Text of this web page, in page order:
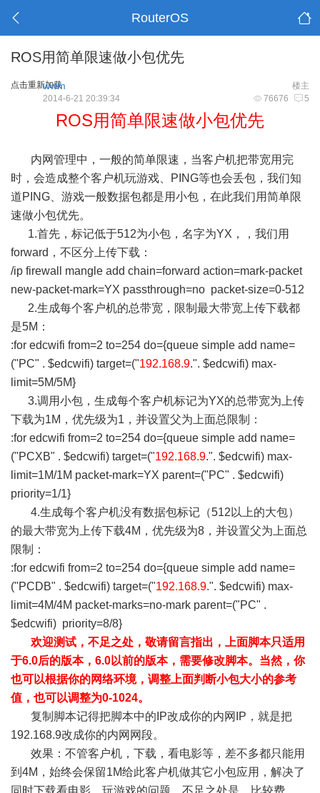
RouterOS
ROS用简单限速做小包优先
点击重新加载 楼主
wwm
76676 5
2014-6-21 20:39:34
ROS用简单限速做小包优先
内网管理中，一般的简单限速，当客户机把带宽用完
时，会造成整个客户机玩游戏、PING等也会丢包，我们知
道PING、游戏一般数据包都是用小包，在此我们用简单限
速做小包优先。
1.首先，标记低于512为小包，名字为YX，，我们用
forward，不区分上传下载：
/ip firewall mangle add chain=forward action=mark-packet
new-packet-mark=YX passthrough=no packet-size=0-512
2.生成每个客户机的总带宽，限制最大带宽上传下载都
是5M：
:for edcwifi from=2 to=254 do={queue simple add name=
("PC" . $edcwifi) target=("192.168.9.". $edcwifi) max-
limit=5M/5M}
3.调用小包，生成每个客户机标记为YX的总带宽为上传
下载为1M，优先级为1，并设置父为上面总限制：
:for edcwifi from=2 to=254 do={queue simple add name=
("PCXB" . $edcwifi) target=("192.168.9.". $edcwifi) max-
limit=1M/1M packet-mark=YX parent=("PC" . $edcwifi)
priority=1/1}
4.生成每个客户机没有数据包标记（512以上的大包）
的最大带宽为上传下载4M，优先级为8，并设置父为上面总
限制：
:for edcwifi from=2 to=254 do={queue simple add name=
("PCDB" . $edcwifi) target=("192.168.9.". $edcwifi) max-
limit=4M/4M packet-marks=no-mark parent=("PC" .
$edcwifi) priority=8/8}
欢迎测试，不足之处，敬请留言指出，上面脚本只适用
于6.0后的版本，6.0以前的版本，需要修改脚本。当然，你
也可以根据你的网络环境，调整上面判断小包大小的参考
值，也可以调整为0-1024。
复制脚本记得把脚本中的IP改成你的内网IP，就是把
192.168.9改成你的内网网段。
效果：不管客户机，下载，看电影等，差不多都只能用
到4M，始终会保留1M给此客户机做其它小包应用，解决了
同时下载看电影，玩游戏的问题。不足之处是，比较费